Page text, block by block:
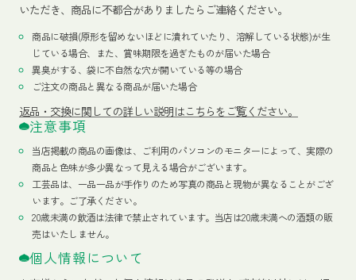
いただき、商品に不都合がありましたらご連絡ください。
商品に破損(原形を留めないほどに潰れていたり、溶解している状態)が生
じている場合、また、賞味期限を過ぎたものが届いた場合
異臭がする、袋に不自然な穴が開いている等の場合
ご注文の商品と異なる商品が届いた場合
返品・交換に関しての詳しい説明はこちらをご覧ください。
注意事項
当店掲載の商品の画像は、ご利用のパソコンのモニターによって、実際の
商品と色味が多少異なって見える場合がございます。
工芸品は、一品一品が手作りのため写真の商品と現物が異なることがござ
います。ご了承ください。
20歳未満の飲酒は法律で禁止されています。当店は20歳未満への酒類の販
売はいたしません。
個人情報について